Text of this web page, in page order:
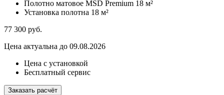
Полотно матовое MSD Premium 18 м²
Установка полотна 18 м²
77 300 руб.
Цена актуальна до 09.08.2026
Цена с установкой
Бесплатный сервис
Заказать расчёт